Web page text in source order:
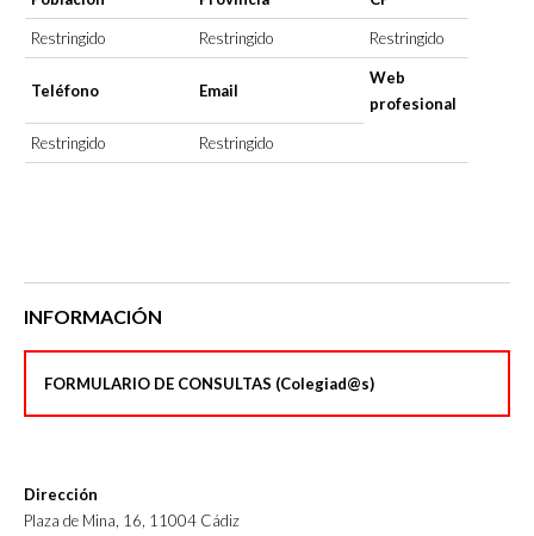
Restringido Restringido Restringido
Teléfono Email
Web
profesional
Restringido Restringido
INFORMACIÓN
FORMULARIO DE CONSULTAS (Colegiad@s)
Dirección
Plaza de Mina, 16, 11004 Cádiz